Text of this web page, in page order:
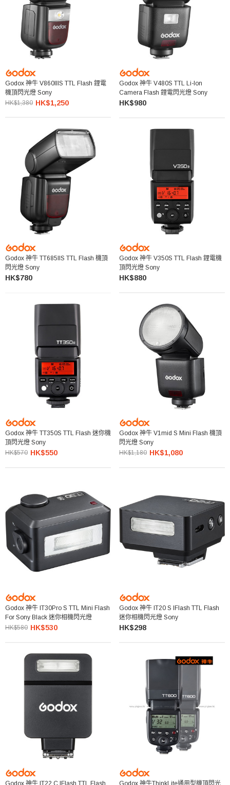
Godox 神牛 V860IIIS TTL Flash 鋰電
機頂閃光燈 Sony
HK$1,380 HK$1,250
Godox 神牛 V480S TTL Li-Ion
Camera Flash 鋰電閃光燈 Sony
HK$980
Godox 神牛 TT685IIS TTL Flash 機頂
閃光燈 Sony
HK$780
Godox 神牛 V350S TTL Flash 鋰電機
頂閃光燈 Sony
HK$880
Godox 神牛 TT350S TTL Flash 迷你機
頂閃光燈 Sony
HK$570 HK$550
Godox 神牛 V1mid S Mini Flash 機頂
閃光燈 Sony
HK$1,180 HK$1,080
Godox 神牛 IT30Pro S TTL Mini Flash
For Sony Black 迷你相機閃光燈
HK$580 HK$530
Godox 神牛 IT20 S IFlash TTL Flash
迷你相機閃光燈 Sony
HK$298
Godox 神牛 IT22 C IFlash TTL Flash Godox 神牛ThinkLite通用型機頂閃光